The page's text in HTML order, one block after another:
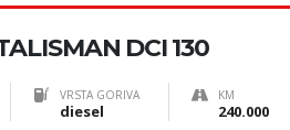
DCI 130
VRSTA GORIVA
diesel
KM
240.000